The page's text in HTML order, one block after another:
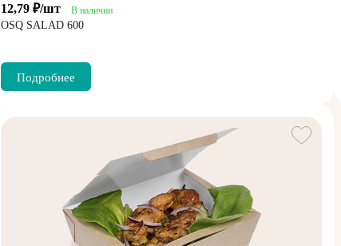
12,79 ₽/шт В наличии
OSQ SALAD 600
Подробнее